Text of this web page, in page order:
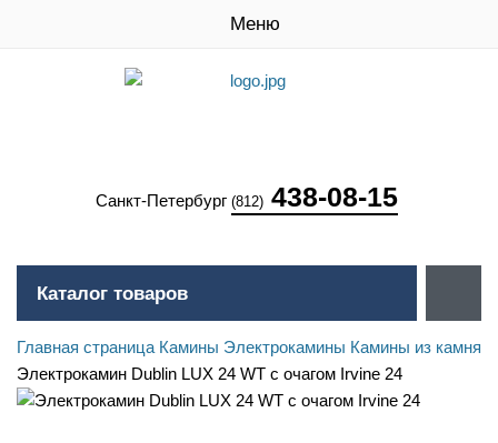
Меню
Санкт-Петербург (812) 438-08-15
Каталог товаров
Главная страница Камины Электрокамины Камины из камня
Электрокамин Dublin LUX 24 WT c очагом Irvine 24